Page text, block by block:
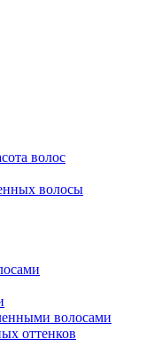
волос
волосы
волосами
оттенков